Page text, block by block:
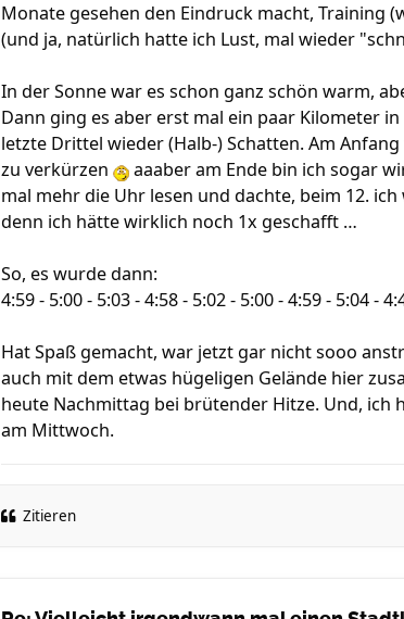
Monate gesehen den Eindruck macht, Training
(und ja, natürlich hatte ich Lust, mal wieder
In der Sonne war es schon ganz schön warm,
Dann ging es aber erst mal ein paar Kilometer
letzte Drittel wieder (Halb-) Schatten. Am
zu verkürzen
aaaber am Ende bin ich sogar
mal mehr die Uhr lesen und dachte, beim 12.
denn ich hätte wirklich noch 1x geschafft …
So, es wurde dann:
4:59 - 5:00 - 5:03 - 4:58 - 5:02 - 5:00 - 4:59 - 5:04 -
Hat Spaß gemacht, war jetzt gar nicht sooo
auch mit dem etwas hügeligen Gelände hier
heute Nachmittag bei brütender Hitze. Und, ich
am Mittwoch.
Zitieren